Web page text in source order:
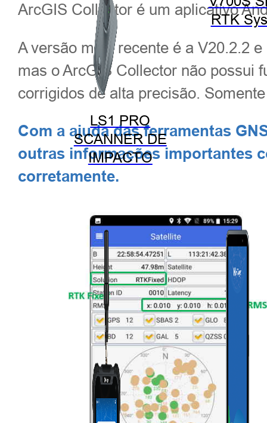
LS1 PRO
SCANNER DE
IMPACTO
RTK
ArcGIS Collector é um aplicativo
A versão mais recente é a V20.2.2
mas o ArcGIS Collector não possui
corrigidos de alta precisão.
Com a ajuda das ferramentas
outras informações importantes
corretamente.